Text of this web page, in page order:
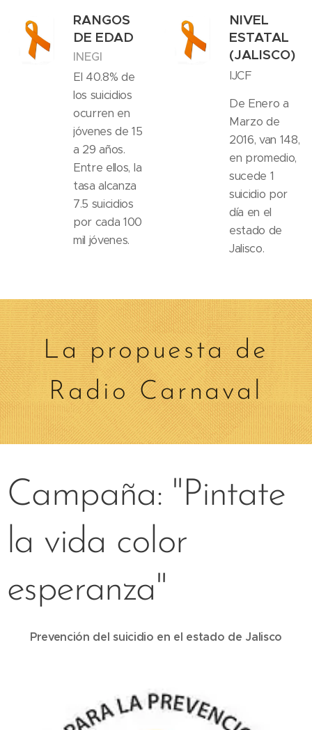
RANGOS
DE EDAD
INEGI
El 40.8% de
los suicidios
ocurren en
jóvenes de 15
a 29 años.
Entre ellos, la
tasa alcanza
7.5 suicidios
por cada 100
mil jóvenes.
NIVEL
ESTATAL
(JALISCO)
IJCF
De Enero a
Marzo de
2016, van 148,
en promedio,
sucede 1
suicidio por
día en el
estado de
Jalisco.
La propuesta de
Radio Carnaval
Campaña: "Pintate
la vida color
esperanza"
Prevención del suicidio en el estado de Jalisco